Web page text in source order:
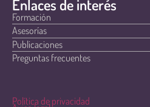
Enlaces de interés
Formación
Asesorías
Publicaciones
Preguntas frecuentes
Política de privacidad